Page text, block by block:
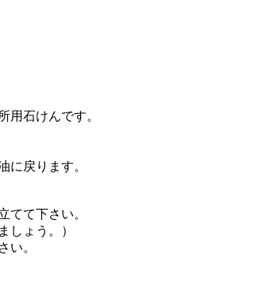
用石けんです。
に戻ります。
てて下さい。
しょう。）
い。